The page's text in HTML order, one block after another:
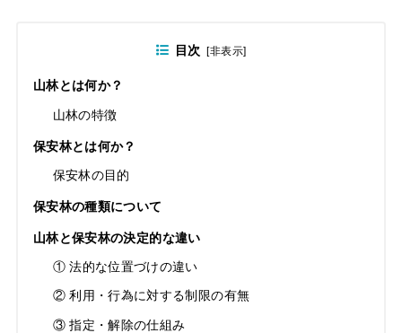
目次 [非表示]
山林とは何か？
山林の特徴
保安林とは何か？
保安林の目的
保安林の種類について
山林と保安林の決定的な違い
① 法的な位置づけの違い
② 利用・行為に対する制限の有無
③ 指定・解除の仕組み